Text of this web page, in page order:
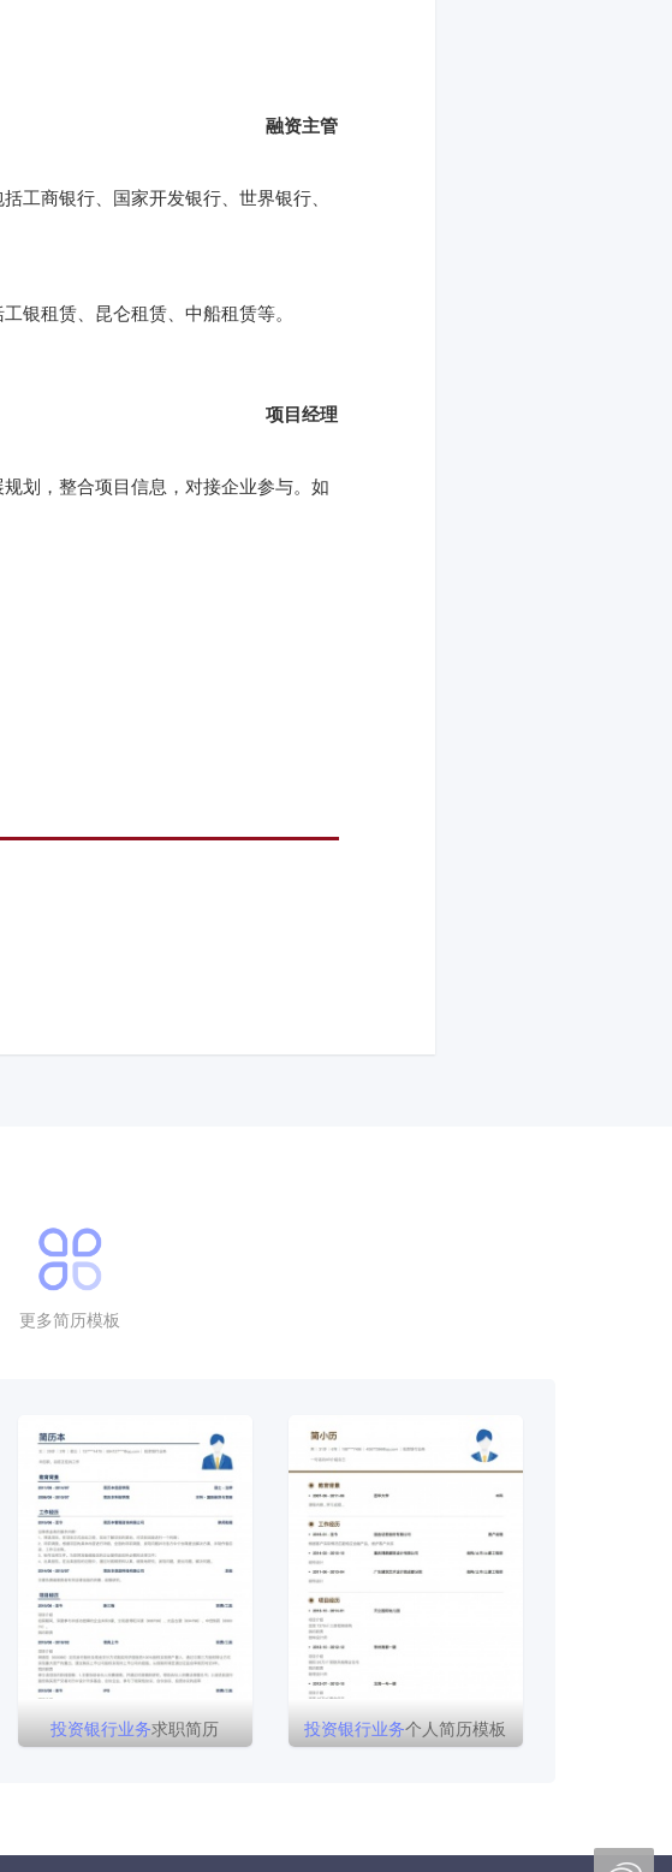
融资主管
工商银行、国家开发银行、世界银行、
银租赁、昆仑租赁、中船租赁等。
项目经理
划，整合项目信息，对接企业参与。如
更多简历模板
投资银行业务求职简历 投资银行业务个人简历模板